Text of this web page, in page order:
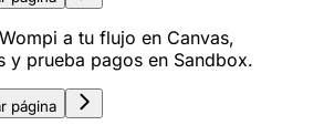
a tu flujo en Canvas,
y prueba pagos en Sandbox.
página